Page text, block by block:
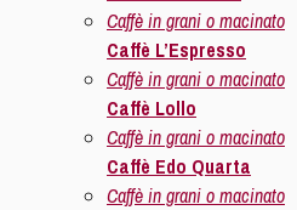
Caffè in grani o macinato
Caffè L’Espresso
Caffè in grani o macinato
Caffè Lollo
Caffè in grani o macinato
Caffè Edo Quarta
Caffè in grani o macinato